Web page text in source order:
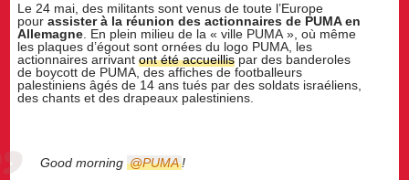
Le 24 mai, des militants sont venus de toute l’Europe
pourassister à la réunion des actionnaires de PUMA en
Allemagne. En plein milieu de la « ville PUMA », où même
les plaques d’égout sont ornées du logo PUMA, les
actionnaires arrivantont été accueillis par des banderoles
de boycott de PUMA, des affiches de footballeurs
palestiniens âgés de 14 ans tués par des soldats israéliens,
des chants et des drapeaux palestiniens.
Good morning@PUMA !